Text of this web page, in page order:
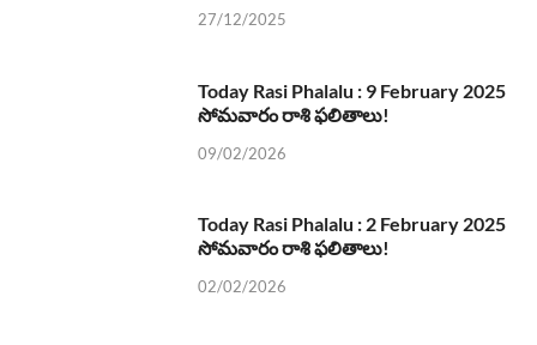
27/12/2025
Today Rasi Phalalu : 9 February 2025
సోమవారం రాశి ఫలితాలు!
09/02/2026
Today Rasi Phalalu : 2 February 2025
సోమవారం రాశి ఫలితాలు!
02/02/2026